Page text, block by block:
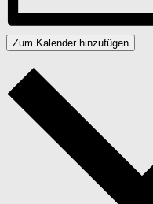
Zum Kalender hinzufügen